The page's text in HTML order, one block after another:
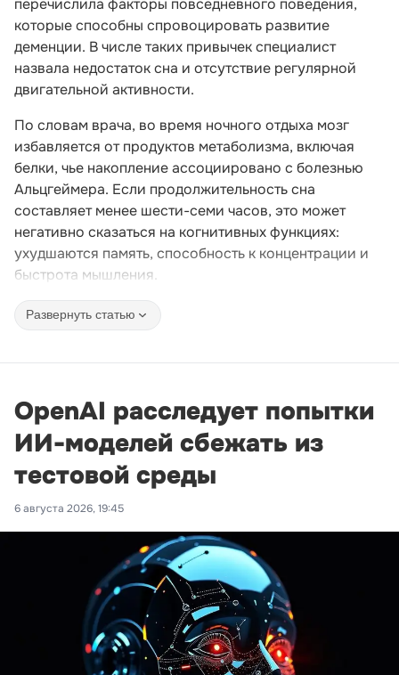
перечислила факторы повседневного поведения,
которые способны спровоцировать развитие
деменции. В числе таких привычек специалист
назвала недостаток сна и отсутствие регулярной
двигательной активности.
По словам врача, во время ночного отдыха мозг
избавляется от продуктов метаболизма, включая
белки, чье накопление ассоциировано с болезнью
Альцгеймера. Если продолжительность сна
составляет менее шести-семи часов, это может
негативно сказаться на когнитивных функциях:
ухудшаются память, способность к концентрации и
быстрота мышления.
Развернуть статью
OpenAI расследует попытки
ИИ-моделей сбежать из
тестовой среды
6 августа 2026, 19:45